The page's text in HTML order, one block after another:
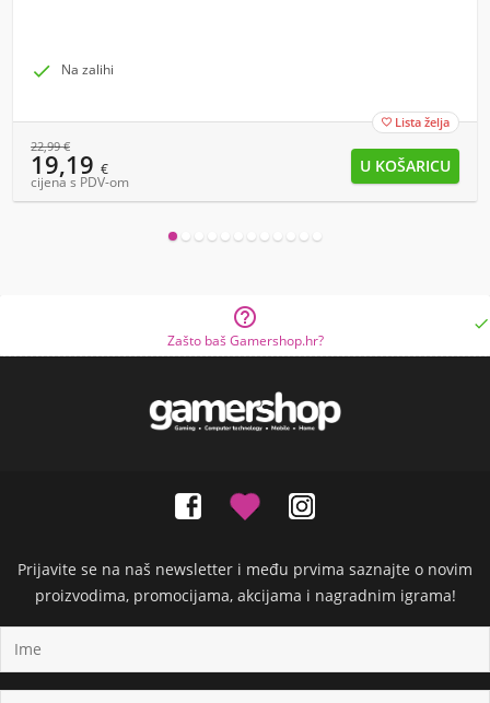
 Na zalihi
 Lista želja
22,99€
19,19 €
cijena s PDV-om

Zašto baš Gamershop.hr?

Prijavite se na naš newsletter i među prvima saznajte o novim
proizvodima, promocijama, akcijama i nagradnim igrama!